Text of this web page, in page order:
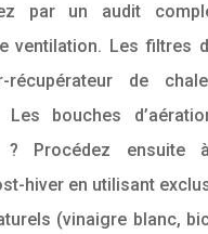
par un audit
ventilation. Les filtres
récupérateur de
bouches
? Procédez ensuite
hiver en utilisant
(vinaigre blanc,